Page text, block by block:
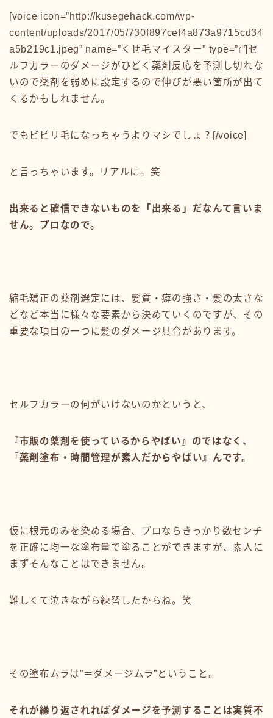
[voice icon=”http://kusegehack.com/wp-
content/uploads/2017/05/730f897cef4a873a9715cd34
a5b219c1.jpeg” name=”くせ毛マイスター” type=”r”]セ
ルフカラーのダメージがひどく薬剤反応を予測し切れな
いので薬剤を弱めに設定するので伸びが悪い箇所が出て
くるかもしれません。
でもビビリ毛になっちゃうよりマシでしょ？[/voice]
と言っちゃいます。リアルに。笑
出来ると確信できないものを「出来る」だなんて言いま
せん。プロなので。
縮毛矯正の薬剤選定には、髪質・癖の強さ・髪の太さな
どなど本当に様々な要素から決めていくのですが、その
重要な項目の一つに髪のダメージ具合があります。
セルフカラーの何がいけないのかというと、
『市販の薬剤を使っているからやばい』のではなく、
『薬剤塗布・時間管理が素人だからやばい』んです。
仮に根元のみを染める場合、プロならきっかり数センチ
を正確に均一な塗布量で塗ることができますが、素人に
まずそんなことはできません。
難しくて泣きながら練習したからね。笑
その塗布ムラは”＝ダメージムラ”ということ。
それが繰り返されればダメージを予測することは実質不